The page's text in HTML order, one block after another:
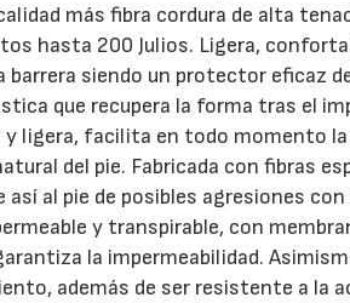
más fibra cordura de alta
hasta 200 Julios. Ligera,
siendo un protector eficaz
que recupera la forma tras el
ligera, facilita en todo momento
del pie. Fabricada con fibras
al pie de posibles agresiones
y transpirable, con
la impermeabilidad.
además de ser resistente a la